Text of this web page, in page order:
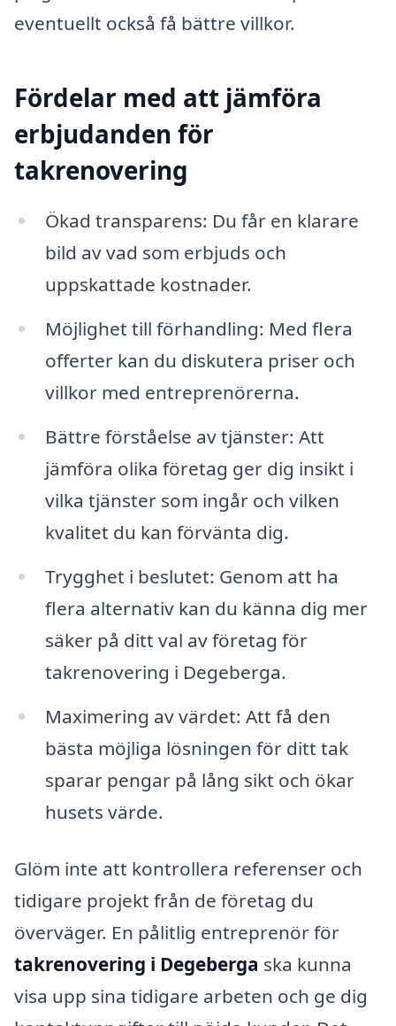
eventuellt också få bättre villkor.
Fördelar med att jämföra
erbjudanden för
takrenovering
Ökad transparens: Du får en klarare
bild av vad som erbjuds och
uppskattade kostnader.
Möjlighet till förhandling: Med flera
offerter kan du diskutera priser och
villkor med entreprenörerna.
Bättre förståelse av tjänster: Att
jämföra olika företag ger dig insikt i
vilka tjänster som ingår och vilken
kvalitet du kan förvänta dig.
Trygghet i beslutet: Genom att ha
flera alternativ kan du känna dig mer
säker på ditt val av företag för
takrenovering i Degeberga.
Maximering av värdet: Att få den
bästa möjliga lösningen för ditt tak
sparar pengar på lång sikt och ökar
husets värde.
Glöm inte att kontrollera referenser och
tidigare projekt från de företag du
överväger. En pålitlig entreprenör för
takrenovering i Degeberga ska kunna
visa upp sina tidigare arbeten och ge dig